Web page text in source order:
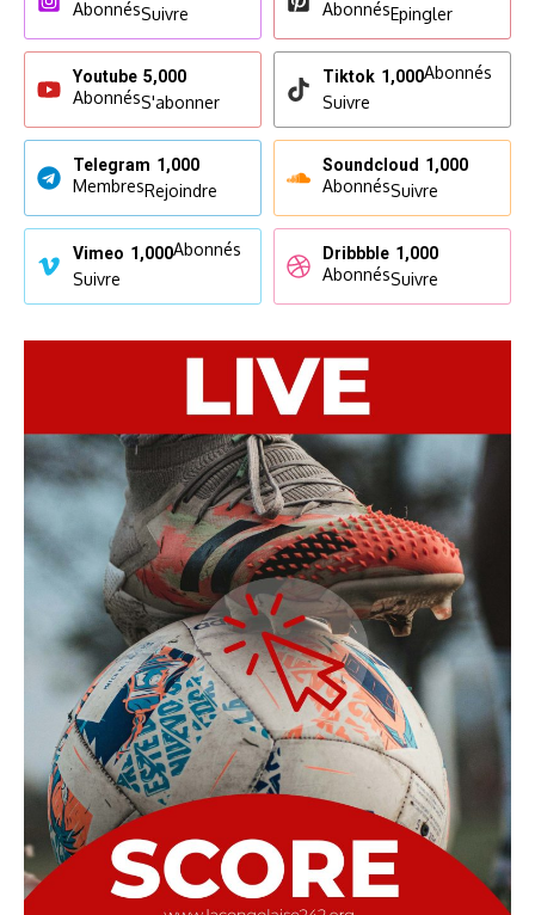
AbonnésSuivre AbonnésEpingler
Youtube 5,000
AbonnésS'abonner
Tiktok 1,000Abonnés
Suivre
Telegram 1,000
MembresRejoindre
Soundcloud 1,000
AbonnésSuivre
Vimeo 1,000Abonnés
Suivre
Dribbble 1,000
AbonnésSuivre